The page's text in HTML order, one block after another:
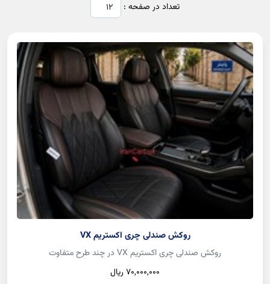
تعداد در صفحه :
روکش صندلی چری اکستریم VX
روکش صندلی چری اکستریم VX در چند طرح متفاوت
70,000,000 ريال